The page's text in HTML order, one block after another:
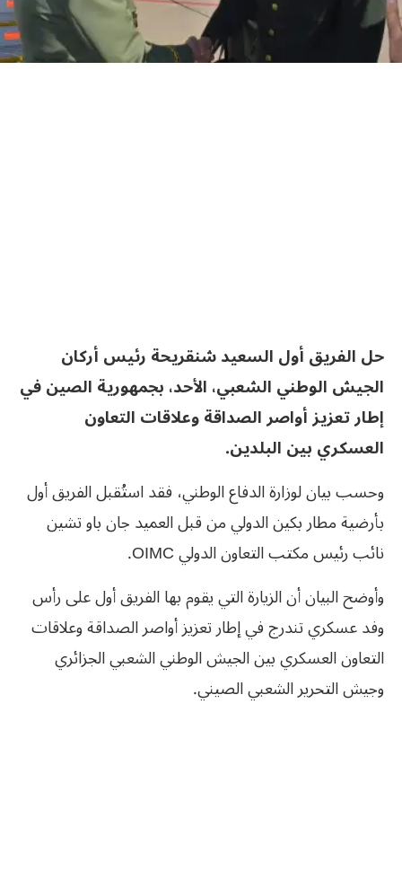
حل الفريق أول السعيد شنقريحة رئيس أركان
الجيش الوطني الشعبي، الأحد، بجمهورية الصين في
إطار تعزيز أواصر الصداقة وعلاقات التعاون
العسكري بين البلدين.
وحسب بيان لوزارة الدفاع الوطني، فقد استُقبل الفريق أول
بأرضية مطار بكين الدولي من قبل العميد جان باو تشين
نائب رئيس مكتب التعاون الدولي OIMC.
وأوضح البيان أن الزيارة التي يقوم بها الفريق أول على رأس
وفد عسكري تندرج في إطار تعزيز أواصر الصداقة وعلاقات
التعاون العسكري بين الجيش الوطني الشعبي الجزائري
وجيش التحرير الشعبي الصيني.